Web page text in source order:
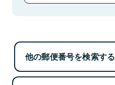
他の郵便番号を検索する